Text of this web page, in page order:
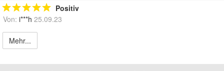
Positiv
Von: i***h 25.09.23
Mehr...